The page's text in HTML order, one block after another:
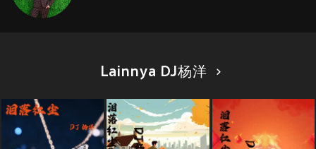
Lainnya DJ杨洋